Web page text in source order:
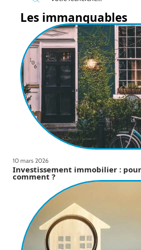
Les immanquables
10 mars 2026
Investissement immobilier :
comment ?